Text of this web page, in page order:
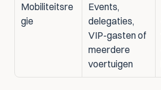
Mobiliteitsre
gie
Events,
delegaties,
VIP-gasten of
meerdere
voertuigen